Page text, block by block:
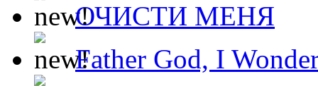
ОЧИСТИ МЕНЯ
Father God, I